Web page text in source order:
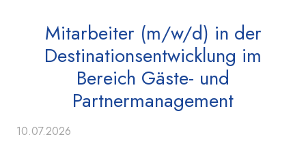
Mitarbeiter (m/w/d) in der
Destinationsentwicklung im
Bereich Gäste- und
Partnermanagement
10.07.2026